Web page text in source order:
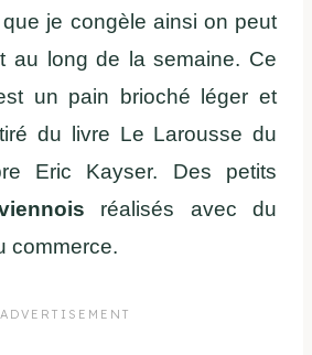
je congèle ainsi on peut
au long de la semaine. Ce
un pain brioché léger et
du livre Le Larousse du
Eric Kayser. Des petits
réalisés avec du
commerce.